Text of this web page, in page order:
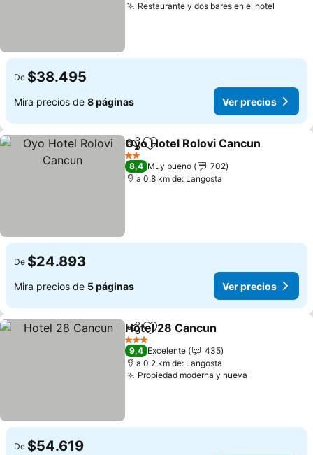
Restaurante y dos bares en el hotel
De $38.495
Mira precios de 8 páginas Ver precios
CompartirAgregar a favoritos
Oyo Hotel Rolovi Cancun
2 Estrellas
8,4 Muy bueno
702
a 0.8 km de: Langosta
De $24.893
Mira precios de 5 páginas Ver precios
CompartirAgregar a favoritos
Hotel 28 Cancun
3 Estrellas
9,4 Excelente
435
a 0.2 km de: Langosta
Propiedad moderna y nueva
De $54.619